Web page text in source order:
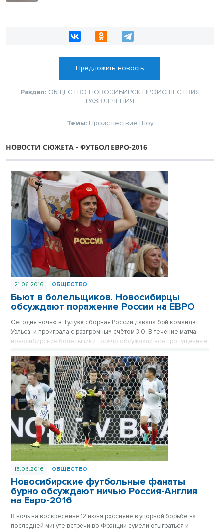
Предложить новость
Раздел: ОБЩЕСТВО НОВОСИБИРСК ПРОИСШЕСТВИЯ
РАЗВЛЕЧЕНИЯ
Темы: Происшествие Шоу
НОВОСТИ СЮЖЕТА - ФУТБОЛ ЕВРО-2016
21.06.2016 ОБЩЕСТВО
Бьют в болельщиков. Новосибирцы
обсуждают поражение России на ЕВРО
Сегодня ночью в Тулузе сборная России давала бой команде
Уэльса, и проиграла с разгромным счётом 3:0. В течение матча
новосибирские болельщики горячо обсуждали все пропущенные
после ЕВРО, ведь в футбол они играть не умеют.
13.06.2016 ОБЩЕСТВО
Новосибирские футбольные фанаты
бурно обсуждают ничью Россия-Англия
на Евро-2016
В ночь на воскресенье 12 июня россияне в упорной борьбе на
последней минуте встречи во Франции сумели отыграться и